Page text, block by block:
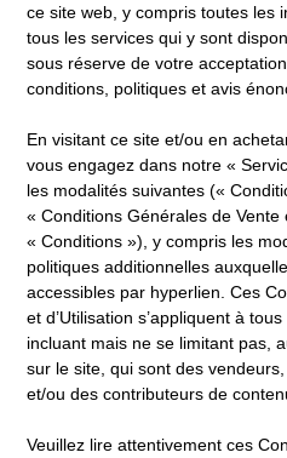
ce site web, y compris toutes les
tous les services qui y sont
sous réserve de votre
conditions, politiques et avis
En visitant ce site et/ou en
vous engagez dans notre «
les modalités suivantes («
« Conditions Générales de Vente
« Conditions »), y compris les
politiques additionnelles
accessibles par hyperlien. Ces
et d’Utilisation s’appliquent à
incluant mais ne se limitant pas,
sur le site, qui sont des
et/ou des contributeurs de
Veuillez lire attentivement ces